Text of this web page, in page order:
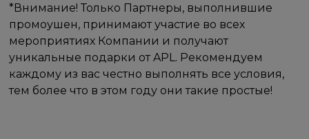
*Внимание! Только Партнеры, выполнившие
промоушен, принимают участие во всех
мероприятиях Компании и получают
уникальные подарки от APL. Рекомендуем
каждому из вас честно выполнять все условия,
тем более что в этом году они такие простые!